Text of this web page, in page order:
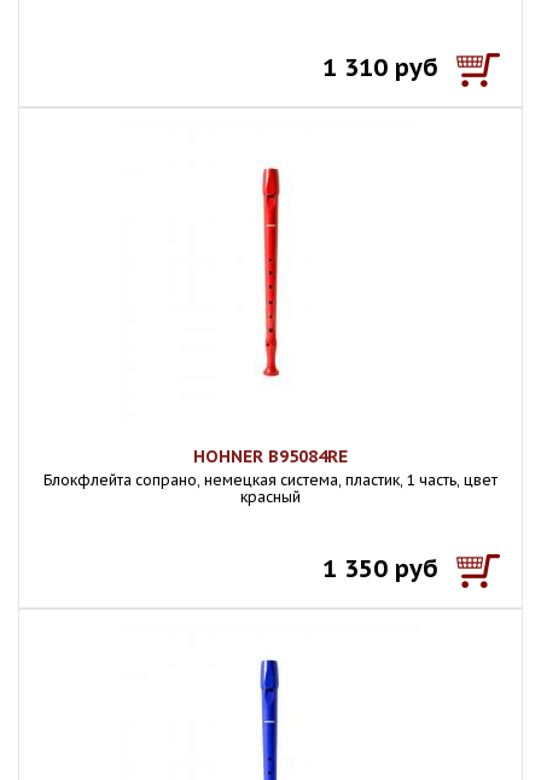
1 310 руб
HOHNER B95084RE
Блокфлейта сопрано, немецкая система, пластик, 1 часть, цвет
красный
1 350 руб